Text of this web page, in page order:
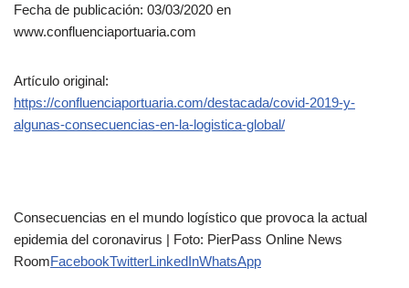
Fecha de publicación: 03/03/2020 en
www.confluenciaportuaria.com
Artículo original:
https://confluenciaportuaria.com/destacada/covid-2019-y-
algunas-consecuencias-en-la-logistica-global/
Consecuencias en el mundo logístico que provoca la actual
epidemia del coronavirus | Foto: PierPass Online News
RoomFacebookTwitterLinkedInWhatsApp